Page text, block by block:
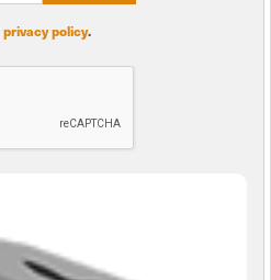
privacy policy.